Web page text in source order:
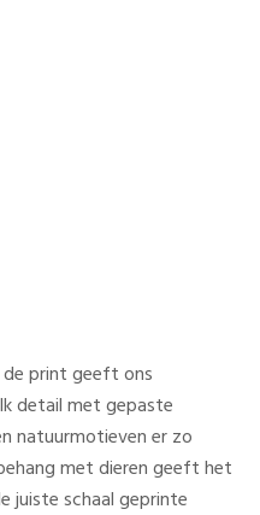
print geeft ons
detail met gepaste
natuurmotieven er zo
met dieren geeft het
juiste schaal geprinte